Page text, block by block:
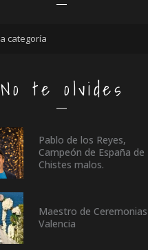
No te olvides
Pablo de los Reyes,
Campeón de España de
Chistes malos.
Maestro de Ceremonias
Valencia